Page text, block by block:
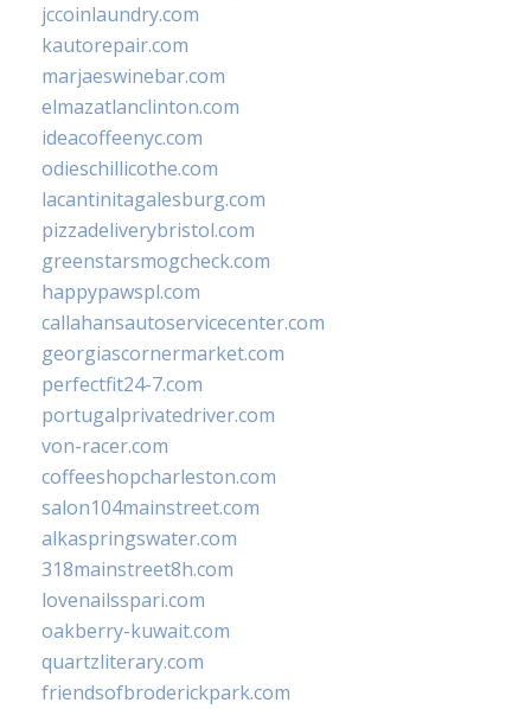
jccoinlaundry.com
kautorepair.com
marjaeswinebar.com
elmazatlanclinton.com
ideacoffeenyc.com
odieschillicothe.com
lacantinitagalesburg.com
pizzadeliverybristol.com
greenstarsmogcheck.com
happypawspl.com
callahansautoservicecenter.com
georgiascornermarket.com
perfectfit24-7.com
portugalprivatedriver.com
von-racer.com
coffeeshopcharleston.com
salon104mainstreet.com
alkaspringswater.com
318mainstreet8h.com
lovenailsspari.com
oakberry-kuwait.com
quartzliterary.com
friendsofbroderickpark.com